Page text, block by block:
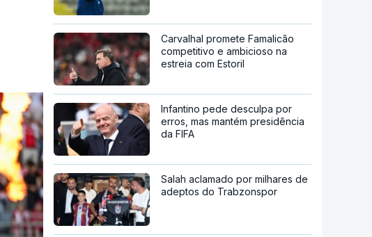
Carvalhal promete Famalicão
competitivo e ambicioso na
estreia com Estoril
Infantino pede desculpa por
erros, mas mantém presidência
da FIFA
Salah aclamado por milhares de
adeptos do Trabzonspor